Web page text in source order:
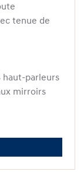
tenue de
haut-parleurs
mirroirs